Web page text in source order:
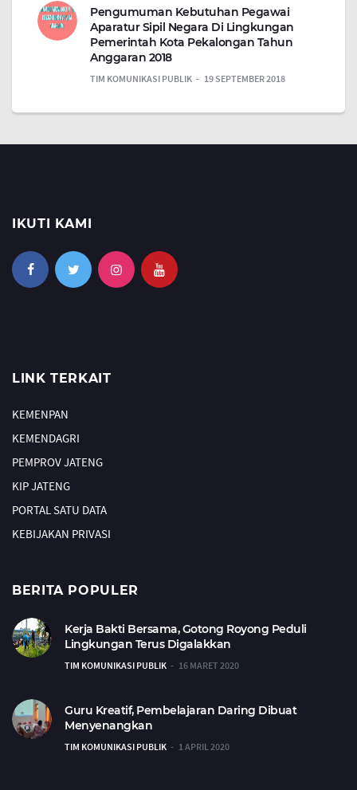
Pengumuman Kebutuhan Pegawai
Aparatur Sipil Negara Di Lingkungan
Pemerintah Kota Pekalongan Tahun
Anggaran 2018
TIM KOMUNIKASI PUBLIK 19 SEPTEMBER 2018
IKUTI KAMI
LINK TERKAIT
KEMENPAN
KEMENDAGRI
PEMPROV JATENG
KIP JATENG
PORTAL SATU DATA
KEBIJAKAN PRIVASI
BERITA POPULER
Kerja Bakti Bersama, Gotong Royong Peduli
Lingkungan Terus Digalakkan
TIM KOMUNIKASI PUBLIK 16 MARET 2020
Guru Kreatif, Pembelajaran Daring Dibuat
Menyenangkan
TIM KOMUNIKASI PUBLIK 1 APRIL 2020